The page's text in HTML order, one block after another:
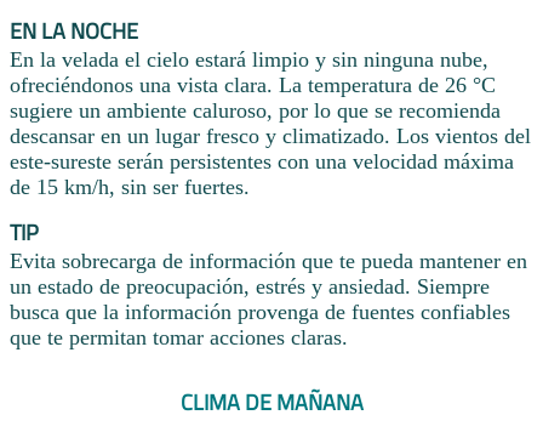
EN LA NOCHE
En la velada el cielo estará limpio y sin ninguna nube,
ofreciéndonos una vista clara. La temperatura de 26 °C
sugiere un ambiente caluroso, por lo que se recomienda
descansar en un lugar fresco y climatizado. Los vientos del
este-sureste serán persistentes con una velocidad máxima
de 15 km/h, sin ser fuertes.
TIP
Evita sobrecarga de información que te pueda mantener en
un estado de preocupación, estrés y ansiedad. Siempre
busca que la información provenga de fuentes confiables
que te permitan tomar acciones claras.
CLIMA DE MAÑANA